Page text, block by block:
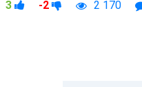
3 -2 2 170